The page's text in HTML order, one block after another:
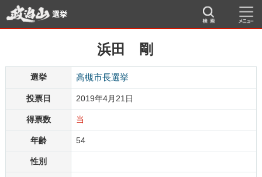
選挙
浜田 剛
選挙 高槻市長選挙
投票日 2019年4月21日
得票数 当
年齢 54
性別